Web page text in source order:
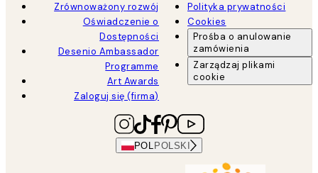
Zrównoważony rozwój
Oświadczenie o
Dostępności
Desenio Ambassador
Programme
Art Awards
Zaloguj się (firma)
Polityka prywatności
Cookies
Prośba o anulowanie
zamówienia
Zarządzaj plikami
cookie
POL POLSKI